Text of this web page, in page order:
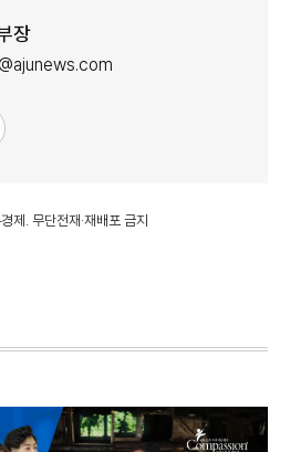
장
. 무단전재·재배포 금지